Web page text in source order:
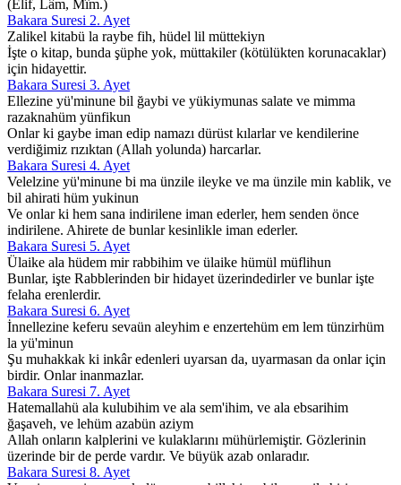
(Elif, Lâm, Mîm.)
Bakara Suresi 2. Ayet
Zalikel kitabü la raybe fih, hüdel lil müttekiyn
İşte o kitap, bunda şüphe yok, müttakiler (kötülükten korunacaklar)
için hidayettir.
Bakara Suresi 3. Ayet
Ellezine yü'minune bil ğaybi ve yükiymunas salate ve mimma
razaknahüm yünfikun
Onlar ki gaybe iman edip namazı dürüst kılarlar ve kendilerine
verdiğimiz rızıktan (Allah yolunda) harcarlar.
Bakara Suresi 4. Ayet
Velelzine yü'minune bi ma ünzile ileyke ve ma ünzile min kablik, ve
bil ahirati hüm yukinun
Ve onlar ki hem sana indirilene iman ederler, hem senden önce
indirilene. Ahirete de bunlar kesinlikle iman ederler.
Bakara Suresi 5. Ayet
Ülaike ala hüdem mir rabbihim ve ülaike hümül müflihun
Bunlar, işte Rabblerinden bir hidayet üzerindedirler ve bunlar işte
felaha erenlerdir.
Bakara Suresi 6. Ayet
İnnellezine keferu sevaün aleyhim e enzertehüm em lem tünzirhüm
la yü'minun
Şu muhakkak ki inkâr edenleri uyarsan da, uyarmasan da onlar için
birdir. Onlar inanmazlar.
Bakara Suresi 7. Ayet
Hatemallahü ala kulubihim ve ala sem'ihim, ve ala ebsarihim
ğaşaveh, ve lehüm azabün aziym
Allah onların kalplerini ve kulaklarını mühürlemiştir. Gözlerinin
üzerinde bir de perde vardır. Ve büyük azab onlaradır.
Bakara Suresi 8. Ayet